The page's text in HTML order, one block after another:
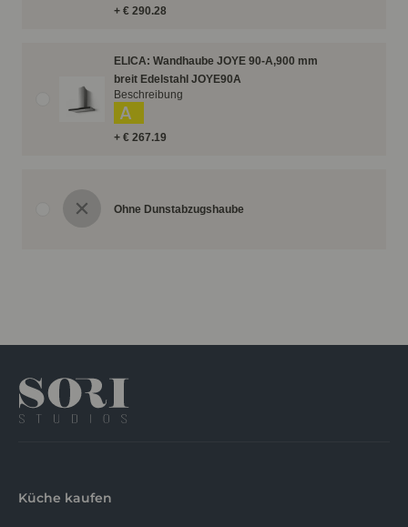
+ € 290.28
ELICA: Wandhaube JOYE 90-A,900 mm
breit Edelstahl JOYE90A
+ € 267.19
A
Beschreibung
Ohne Dunstabzugshaube
Küche kaufen